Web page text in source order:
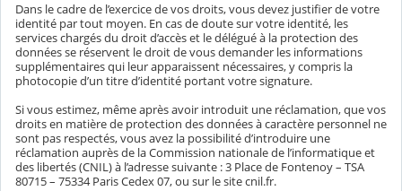
Dans le cadre de l’exercice de vos droits, vous devez justifier de votre
identité par tout moyen. En cas de doute sur votre identité, les
services chargés du droit d’accès et le délégué à la protection des
données se réservent le droit de vous demander les informations
supplémentaires qui leur apparaissent nécessaires, y compris la
photocopie d’un titre d’identité portant votre signature.
Si vous estimez, même après avoir introduit une réclamation, que vos
droits en matière de protection des données à caractère personnel ne
sont pas respectés, vous avez la possibilité d’introduire une
réclamation auprès de la Commission nationale de l’informatique et
des libertés (CNIL) à l’adresse suivante : 3 Place de Fontenoy – TSA
80715 – 75334 Paris Cedex 07, ou sur le site cnil.fr.